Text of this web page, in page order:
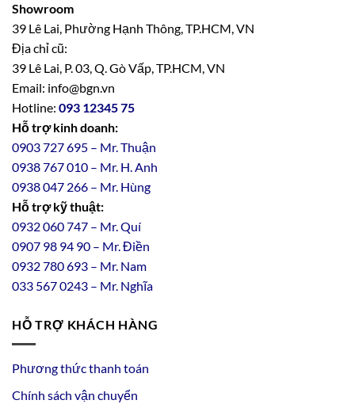
Showroom
39 Lê Lai, Phường Hạnh Thông, TP.HCM, VN
Địa chỉ cũ:
39 Lê Lai, P. 03, Q. Gò Vấp, TP.HCM, VN
Email: info@bgn.vn
Hotline: 093 12345 75
Hỗ trợ kinh doanh:
0903 727 695 – Mr. Thuận
0938 767 010 – Mr. H. Anh
0938 047 266 – Mr. Hùng
Hỗ trợ kỹ thuật:
0932 060 747 – Mr. Quí
0907 98 94 90 – Mr. Điền
0932780693 – Mr. Nam
033 567 0243 – Mr. Nghĩa
HỖ TRỢ KHÁCH HÀNG
Phương thức thanh toán
Chính sách vận chuyển